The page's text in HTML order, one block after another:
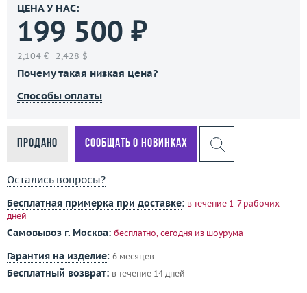
ЦЕНА У НАС:
199 500 ₽
2,104 € 2,428 $
Почему такая низкая цена?
Способы оплаты
Продано Сообщать о новинках
Остались вопросы?
Бесплатная примерка при доставке: в течение 1-7 рабочих
дней
Самовывоз г. Москва: бесплатно, сегодня из шоурума
Гарантия на изделие: 6 месяцев
Бесплатный возврат: в течение 14 дней